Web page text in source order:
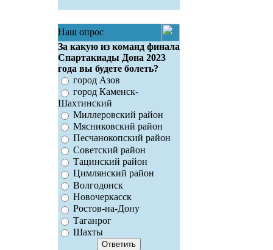
Наш опрос
За какую из команд финала
Спартакиады Дона 2023
года вы будете болеть?
город Азов
город Каменск-
Шахтинский
Миллеровский район
Мясниковский район
Песчанокопский район
Советский район
Тацинский район
Цимлянский район
Волгодонск
Новочеркасск
Ростов-на-Дону
Таганрог
Шахты